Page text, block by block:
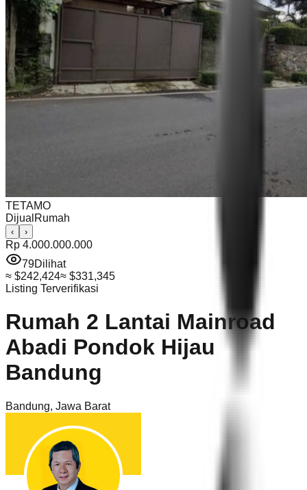
TETAMO
Dijual Rumah
‹ ›
Rp 4.000.000.000
79Dilihat
≈ $242,424≈ $331,345
Listing Terverifikasi
Rumah 2 Lantai Mainroad
Abadi Pondok Hijau
Bandung
Bandung, Jawa Barat